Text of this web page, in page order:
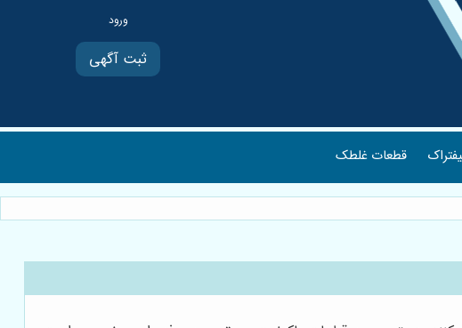
ثبت آگهی
قطعات غلطک